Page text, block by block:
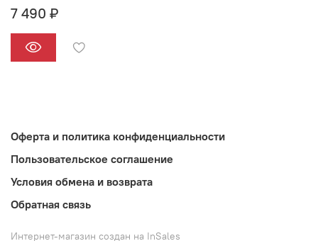
7 490 ₽
Оферта и политика конфиденциальности
Пользовательское соглашение
Условия обмена и возврата
Обратная связь
Интернет-магазин создан на InSales